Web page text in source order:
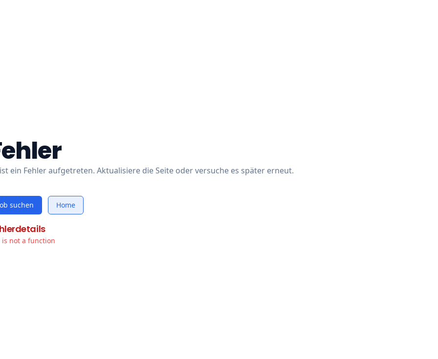
ein Fehler aufgetreten. Aktualisiere die Seite oder versuche es später erneut.
suchen Home
is not a function